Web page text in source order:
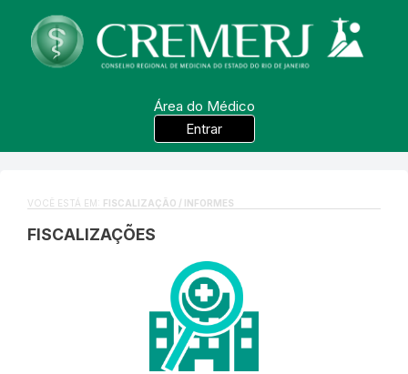
Área do Médico
Entrar
VOCÊ ESTÁ EM: FISCALIZAÇÃO / INFORMES
FISCALIZAÇÕES